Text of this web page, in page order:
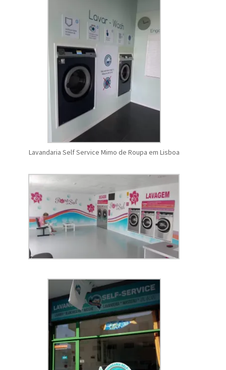
Lavandaria Self Service Mimo de Roupa em Lisboa